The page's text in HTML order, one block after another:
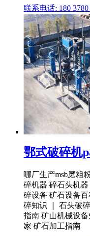
联系电话: 180 3780
鄂式破碎机
哪厂生产msb磨粗
碎机器 碎石头机
碎设备 矿石设备
碎知识 ｜ 石头破
指南 矿山机械设
家 矿石加工指南